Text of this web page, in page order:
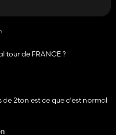
tour de FRANCE ?
2ton est ce que c'est normal